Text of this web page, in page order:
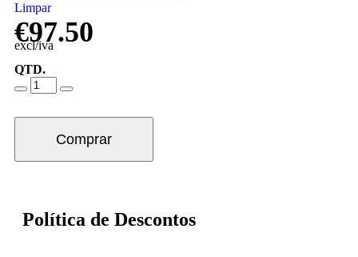
Limpar
€97.50
excl/iva
QTD.
Comprar
Política de Descontos